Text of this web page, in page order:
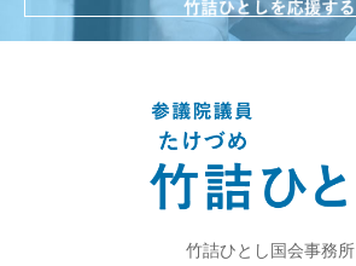
竹詰ひとし国会事務所